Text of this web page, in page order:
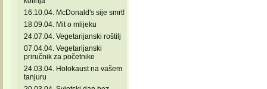
16.10.04. McDonald's sije smrt!
18.09.04. Mit o mlijeku
24.07.04. Vegetarijanski roštilj
07.04.04. Vegetarijanski
priručnik za početnike
24.03.04. Holokaust na vašem
tanjuru